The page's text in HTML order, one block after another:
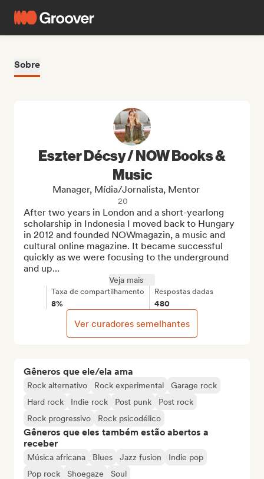
Sobre
Gêneros que ele/ela ama
Rock alternativo Rock experimental
Garage rock
Hard rock
Indie rock Post punk
Post rock
Rock progressivo
Rock psicodélico
Gêneros que eles também estão abertos a
receber
Música africana Blues Jazz fusion
Indie pop
Pop rock
Shoegaze Soul
Eszter Décsy / NOW Books &
Music
Manager, Mídia/Jornalista, Mentor
20
After two years in London and a short-yearlong
scholarship in Indonesia I moved back to Hungary
in 2012 and founded NOWmagazin, a music and
cultural online magazine. It became successful
quickly as we were focusing to the underground
and up...
Veja mais
Taxa de compartilhamento
8%
Respostas dadas
480
Ver curadores semelhantes